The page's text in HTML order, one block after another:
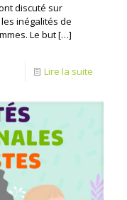
discuté sur
inégalités de
Le but[…]
Lire la suite